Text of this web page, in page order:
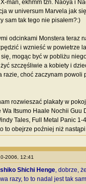
man, ekhmm tzn. Naoya i
w universum Marvela jak
sam tak tego nie pisałem?:)
odcinkami Monstera teraz
i wznieść w powietrze
się, mogąc być w pobliżu
szczęśliwie a kobiety i
razie, choć zaczynam
rozwieszać plakaty w
Itsumo Haale Nochii Guu
Tales, Full Metal Panic
to obejrze poźniej niż
2006, 12:41
Shichi Henge, dobrze,
razy, to to nadal jest tak